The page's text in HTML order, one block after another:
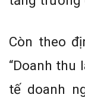
Còn theo
“Doanh thu
tế doanh